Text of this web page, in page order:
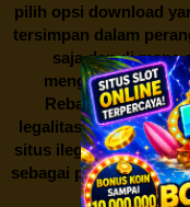
pilih opsi download
tersimpan dalam
saja dan di mana
mengunduh film
Rebahan21 juga
legalitas. Seperti
situs ilegal semacam
sebagai pengguna
akibat